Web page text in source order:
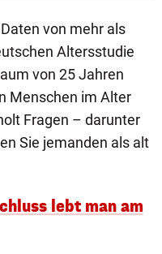
von mehr als
Altersstudie
von 25 Jahren
Menschen im Alter
Fragen – darunter
Sie jemanden als alt
lebt man am